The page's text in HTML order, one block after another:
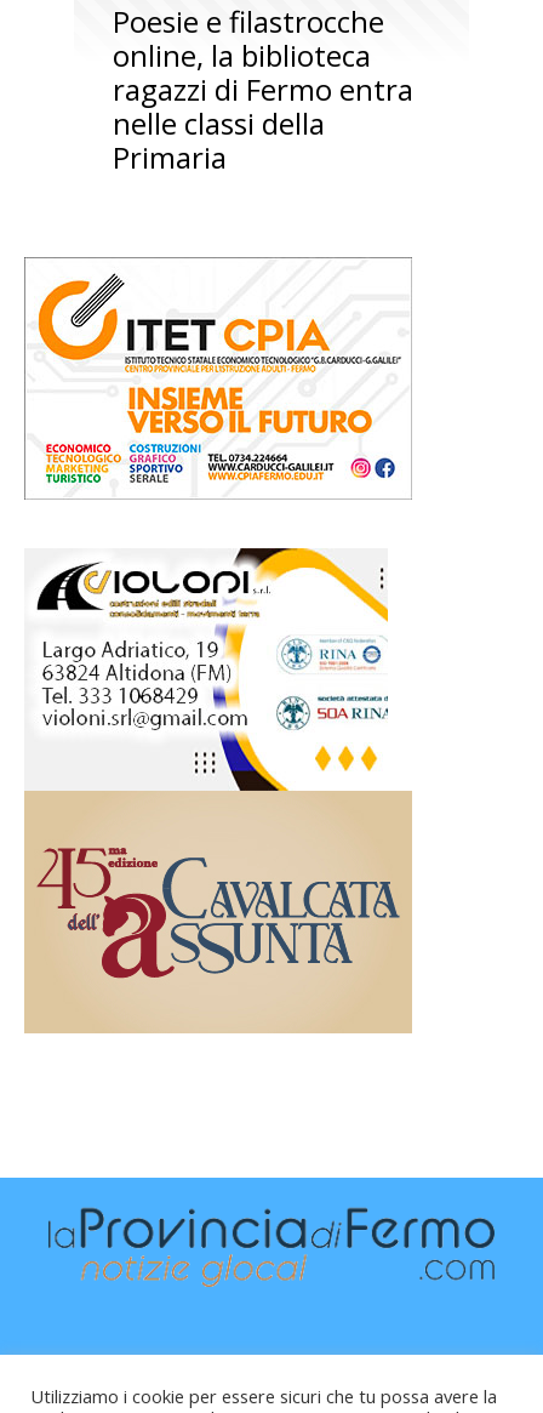
Poesie e filastrocche
online, la biblioteca
ragazzi di Fermo entra
nelle classi della
Primaria
Utilizziamo i cookie per essere sicuri che tu possa avere la